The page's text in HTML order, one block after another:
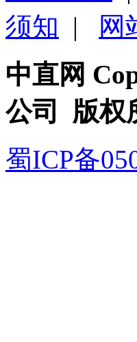
须知 |
网
中直网
公司 版权
蜀ICP备